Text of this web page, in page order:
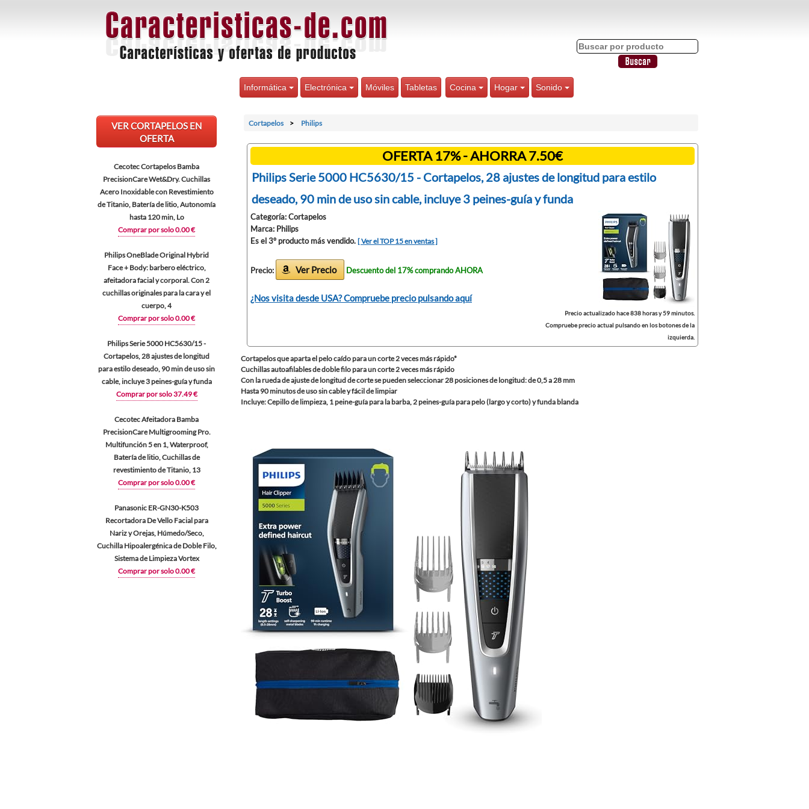
Informática Electrónica Móviles Tabletas Cocina Hogar Sonido
VER CORTAPELOS EN
OFERTA
Cecotec Cortapelos Bamba
PrecisionCare Wet&Dry. Cuchillas
Acero Inoxidable con Revestimiento
de Titanio, Batería de litio, Autonomía
hasta 120 min, Lo
Comprar por solo 0.00 €
Philips OneBlade Original Hybrid
Face + Body: barbero eléctrico,
afeitadora facial y corporal. Con 2
cuchillas originales para la cara y el
cuerpo, 4
Comprar por solo 0.00 €
Philips Serie 5000 HC5630/15 -
Cortapelos, 28 ajustes de longitud
para estilo deseado, 90 min de uso sin
cable, incluye 3 peines-guía y funda
Comprar por solo 37.49 €
Cecotec Afeitadora Bamba
PrecisionCare Multigrooming Pro.
Multifunción 5 en 1, Waterproof,
Batería de litio, Cuchillas de
revestimiento de Titanio, 13
Comprar por solo 0.00 €
Panasonic ER-GN30-K503
Recortadora De Vello Facial para
Nariz y Orejas, Húmedo/Seco,
Cuchilla Hipoalergénica de Doble Filo,
Sistema de Limpieza Vortex
Comprar por solo 0.00 €
Cortapelos Philips
OFERTA 17% - AHORRA 7.50€
Philips Serie 5000 HC5630/15 - Cortapelos, 28 ajustes de longitud para estilo
deseado, 90 min de uso sin cable, incluye 3 peines-guía y funda
Categoría: Cortapelos
Marca: Philips
Es el 3º producto más vendido. [ Ver el TOP 15 en ventas ]
Precio: Ver Precio Descuento del 17% comprando AHORA
¿Nos visita desde USA? Compruebe precio pulsando aquí
Precio actualizado hace 838 horas y 59 minutos.
Compruebe precio actual pulsando en los botones de la
izquierda.
Cortapelos que aparta el pelo caído para un corte 2 veces más rápido*
Cuchillas autoafilables de doble filo para un corte 2 veces más rápido
Con la rueda de ajuste de longitud de corte se pueden seleccionar 28 posiciones de longitud: de 0,5 a 28 mm
Hasta 90 minutos de uso sin cable y fácil de limpiar
Incluye: Cepillo de limpieza, 1 peine-guía para la barba, 2 peines-guía para pelo (largo y corto) y funda blanda